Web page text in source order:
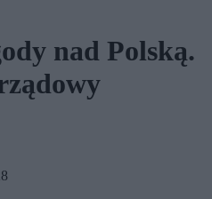
nad Polską.